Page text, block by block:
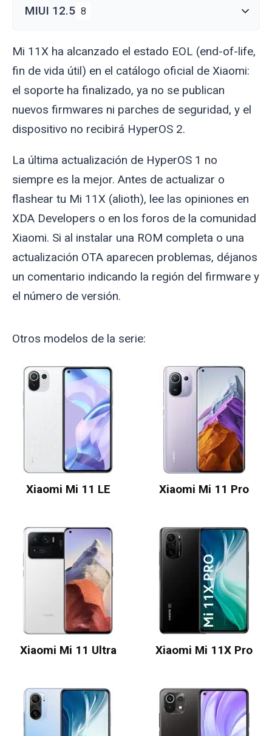
MIUI 12.5 8
Mi 11X ha alcanzado el estado EOL (end-of-life,
fin de vida útil) en el catálogo oficial de Xiaomi:
el soporte ha finalizado, ya no se publican
nuevos firmwares ni parches de seguridad, y el
dispositivo no recibirá HyperOS 2.
La última actualización de HyperOS 1 no
siempre es la mejor. Antes de actualizar o
flashear tu Mi 11X (alioth), lee las opiniones en
XDA Developers o en los foros de la comunidad
Xiaomi. Si al instalar una ROM completa o una
actualización OTA aparecen problemas, déjanos
un comentario indicando la región del firmware y
el número de versión.
Otros modelos de la serie:
Xiaomi Mi 11 LE Xiaomi Mi 11 Pro
Xiaomi Mi 11 Ultra Xiaomi Mi 11X Pro